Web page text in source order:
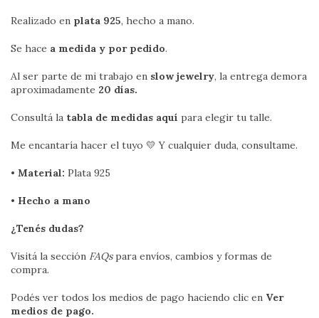
Realizado en plata 925, hecho a mano.
Se hace a medida y por pedido.
Al ser parte de mi trabajo en slow jewelry, la entrega demora
aproximadamente 20 días.
Consultá la tabla de medidas aquí para elegir tu talle.
Me encantaría hacer el tuyo 💛 Y cualquier duda, consultame.
• Material: Plata 925
• Hecho a mano
¿Tenés dudas?
Visitá la sección FAQspara envíos, cambios y formas de
compra.
Podés ver todos los medios de pago haciendo clic en Ver
medios de pago.